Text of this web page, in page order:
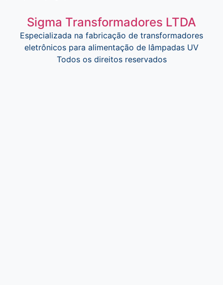
Sigma Transformadores LTDA
Especializada na fabricação de transformadores
eletrônicos para alimentação de lâmpadas UV
Todos os direitos reservados